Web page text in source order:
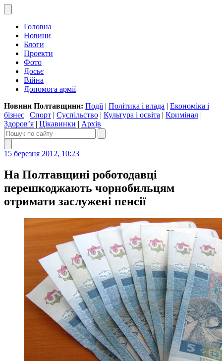
Головна
Новини
Блоги
Проекти
Фото
Досьє
Війна
Допомога армії
Новини Полтавщини: Події| Політика і влада | Економіка і
бізнес | Спорт | Суспільство | Культура і освіта | Кримінал |
Здоров’я | Цікавинки | Архів
15 березня 2012, 10:23
На Полтавщині роботодавці
перешкоджають чорнобильцям
отримати заслужені пенсії